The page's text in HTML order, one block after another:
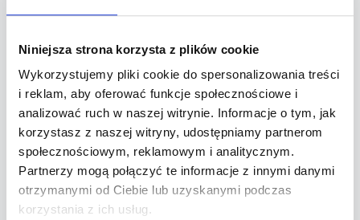
Niniejsza strona korzysta z plików cookie
Wykorzystujemy pliki cookie do spersonalizowania treści
i reklam, aby oferować funkcje społecznościowe i
analizować ruch w naszej witrynie. Informacje o tym, jak
korzystasz z naszej witryny, udostępniamy partnerom
społecznościowym, reklamowym i analitycznym.
Partnerzy mogą połączyć te informacje z innymi danymi
otrzymanymi od Ciebie lub uzyskanymi podczas
korzystania z ich usług.
Zespół / Grupa
Informacje
Brak szczegółowych informacji o artyście.